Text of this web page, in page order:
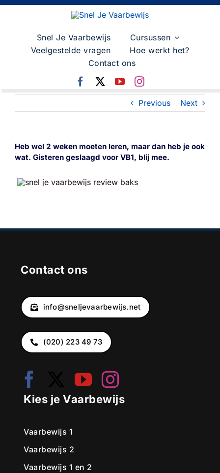
Skip
Snel Je Vaarbewijs
Cursussen
Veelgestelde vragen
Hoe werkt het?
Contact ons
Previous Next
Heb wel 2 weken moeten leren, maar dan heb je ook
wat. Gisteren geslaagd voor VB1, blij mee.
Contact ons
info@sneljevaarbewijs.net
(020) 223 49 73
Kies je Vaarbewijs
Vaarbewijs 1
Vaarbewijs 2
Vaarbewijs 1 en 2